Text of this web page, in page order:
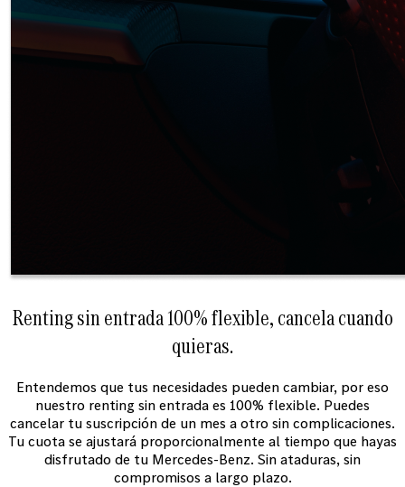
Renting sin entrada 100% flexible, cancela cuando
quieras.
Entendemos que tus necesidades pueden cambiar, por eso
nuestro renting sin entrada es 100% flexible. Puedes
cancelar tu suscripción de un mes a otro sin complicaciones.
Tu cuota se ajustará proporcionalmente al tiempo que hayas
disfrutado de tu Mercedes-Benz. Sin ataduras, sin
compromisos a largo plazo.